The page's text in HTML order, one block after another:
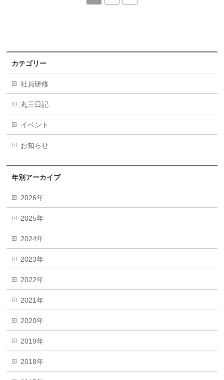
カテゴリー
社員研修
丸三日記
イベント
お知らせ
年別アーカイブ
2026年
2025年
2024年
2023年
2022年
2021年
2020年
2019年
2018年